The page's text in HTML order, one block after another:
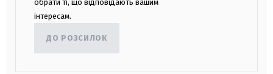
обрати ті, що відповідають вашим
інтересам.
ДО РОЗСИЛОК